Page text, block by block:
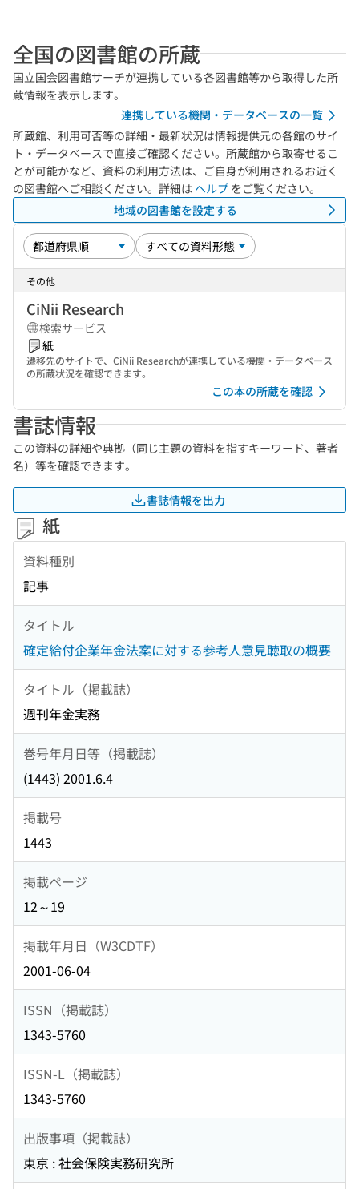
全国の図書館の所蔵
国立国会図書館サーチが連携している各図書館等から取得した所
蔵情報を表示します。
連携している機関・データベースの一覧
所蔵館、利用可否等の詳細・最新状況は情報提供元の各館のサイ
ト・データベースで直接ご確認ください。所蔵館から取寄せるこ
とが可能かなど、資料の利用方法は、ご自身が利用されるお近く
の図書館へご相談ください。詳細は ヘルプ をご覧ください。
地域の図書館を設定する
その他
CiNii Research
検索サービス
紙
遷移先のサイトで、CiNii Researchが連携している機関・データベース
の所蔵状況を確認できます。
この本の所蔵を確認
書誌情報
この資料の詳細や典拠（同じ主題の資料を指すキーワード、著者
名）等を確認できます。
書誌情報を出力
紙
資料種別
記事
タイトル
確定給付企業年金法案に対する参考人意見聴取の概要
タイトル（掲載誌）
週刊年金実務
巻号年月日等（掲載誌）
(1443) 2001.6.4
掲載号
1443
掲載ページ
12～19
掲載年月日（W3CDTF）
2001-06-04
ISSN（掲載誌）
1343-5760
ISSN-L（掲載誌）
1343-5760
出版事項（掲載誌）
東京 : 社会保険実務研究所